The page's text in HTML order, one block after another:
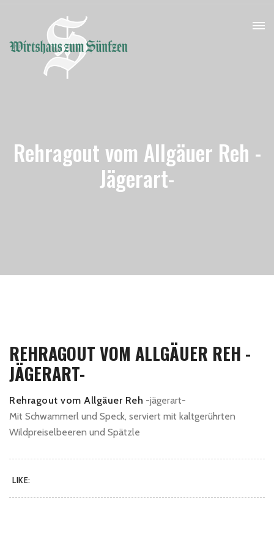
Rehragout vom Allgäuer Reh -
Jägerart-
REHRAGOUT VOM ALLGÄUER REH -
JÄGERART-
Rehragout vom Allgäuer Reh -jägerart-
Mit Schwammerl und Speck, serviert mit kaltgerührten
Wildpreiselbeeren und Spätzle
LIKE: